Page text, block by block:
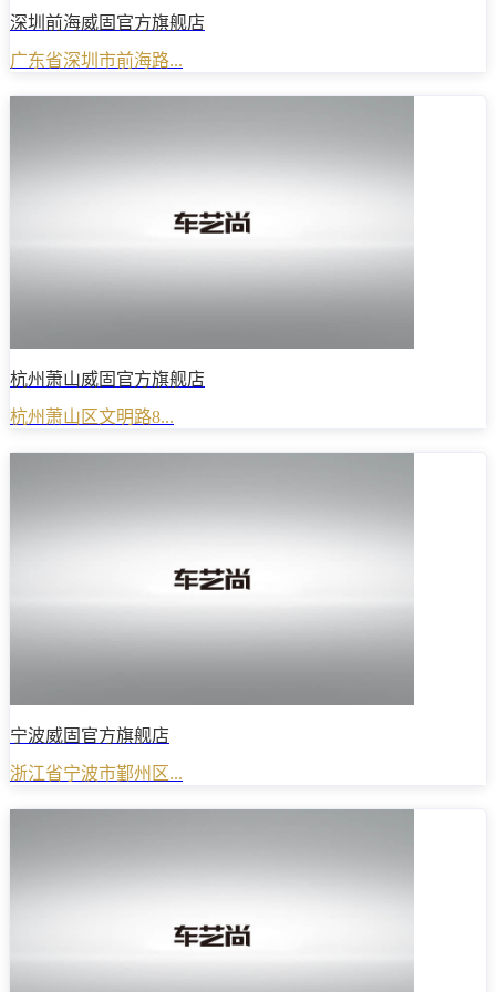
深圳前海威固官方旗舰店
广东省深圳市前海路...
杭州萧山威固官方旗舰店
杭州萧山区文明路8...
宁波威固官方旗舰店
浙江省宁波市鄞州区...